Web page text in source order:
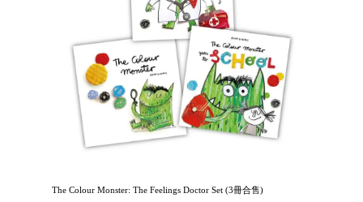
The Colour Monster: The Feelings Doctor Set (3冊合售)